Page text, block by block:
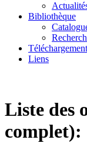
Bibliothèque
Liens
Liste des
complet):